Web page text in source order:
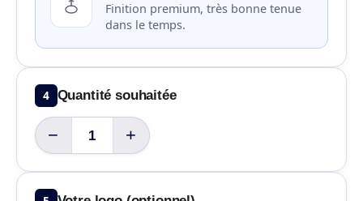
Finition premium, très bonne tenue
dans le temps.
4 Quantité souhaitée
− +